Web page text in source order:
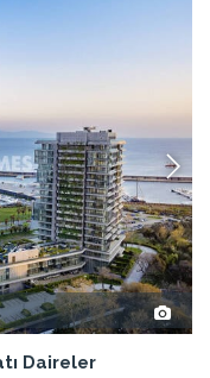
Daireler